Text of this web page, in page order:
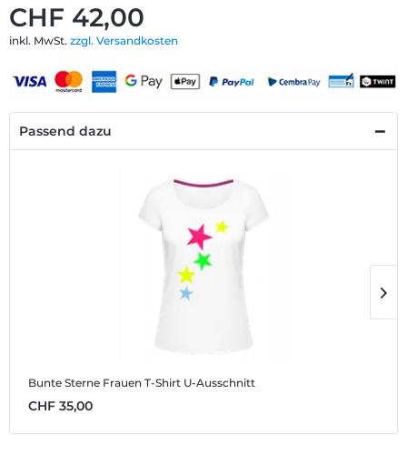
CHF 42,00
inkl. MwSt. zzgl. Versandkosten
Passend dazu
Bunte Sterne Frauen T-Shirt U-Ausschnitt
CHF 35,00